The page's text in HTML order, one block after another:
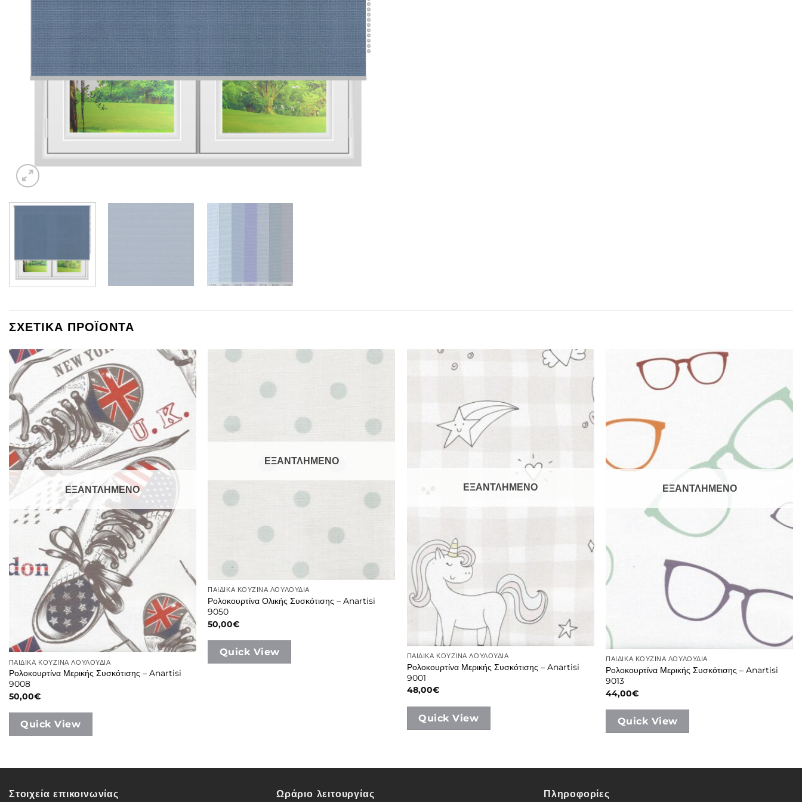
ΣΧΕΤΙΚΑ ΠΡΟΪΟΝΤΑ
ΕΞΑΝΤΛΗΜΕΝΟ
ΠΑΙΔΙΚΑ ΚΟΥΖΙΝΑ ΛΟΥΛΟΥΔΙΑ
Ρολοκουρτίνα Μερικής Συσκότισης – Anartisi
9008
50,00€
Quick View
ΕΞΑΝΤΛΗΜΕΝΟ
ΠΑΙΔΙΚΑ ΚΟΥΖΙΝΑ ΛΟΥΛΟΥΔΙΑ
Ρολοκουρτίνα Ολικής Συσκότισης – Anartisi
9050
50,00€
Quick View
ΕΞΑΝΤΛΗΜΕΝΟ
ΠΑΙΔΙΚΑ ΚΟΥΖΙΝΑ ΛΟΥΛΟΥΔΙΑ
Ρολοκουρτίνα Μερικής Συσκότισης – Anartisi
9001
48,00€
Quick View
ΕΞΑΝΤΛΗΜΕΝΟ
ΠΑΙΔΙΚΑ ΚΟΥΖΙΝΑ ΛΟΥΛΟΥΔΙΑ
Ρολοκουρτίνα Μερικής Συσκότισης – Anartisi
9013
44,00€
Quick View
Στοιχεία επικοινωνίας Ωράριο λειτουργίας Πληροφορίες